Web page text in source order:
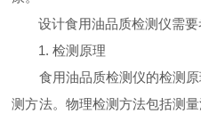
设计食用油品质检测仪需要
1. 检测原理
食用油品质检测仪的检测原
测方法。物理检测方法包括测